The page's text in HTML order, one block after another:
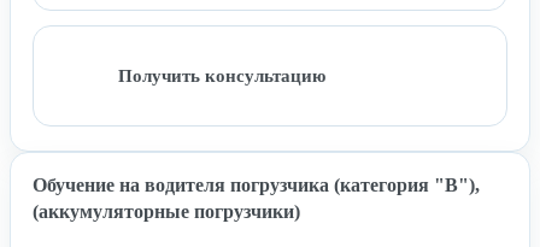
Получить консультацию
Обучение на водителя погрузчика (категория "B"),
(аккумуляторные погрузчики)